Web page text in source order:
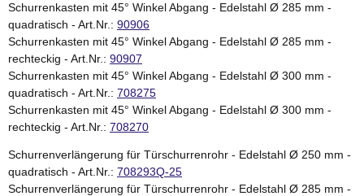
Schurrenkasten mit 45° Winkel Abgang - Edelstahl Ø 285 mm -
quadratisch - Art.Nr.: 90906
Schurrenkasten mit 45° Winkel Abgang - Edelstahl Ø 285 mm -
rechteckig - Art.Nr.: 90907
Schurrenkasten mit 45° Winkel Abgang - Edelstahl Ø 300 mm -
quadratisch - Art.Nr.: 708275
Schurrenkasten mit 45° Winkel Abgang - Edelstahl Ø 300 mm -
rechteckig - Art.Nr.: 708270
Schurrenverlängerung für Türschurrenrohr - Edelstahl Ø 250 mm -
quadratisch - Art.Nr.: 708293Q-25
Schurrenverlängerung für Türschurrenrohr - Edelstahl Ø 285 mm -